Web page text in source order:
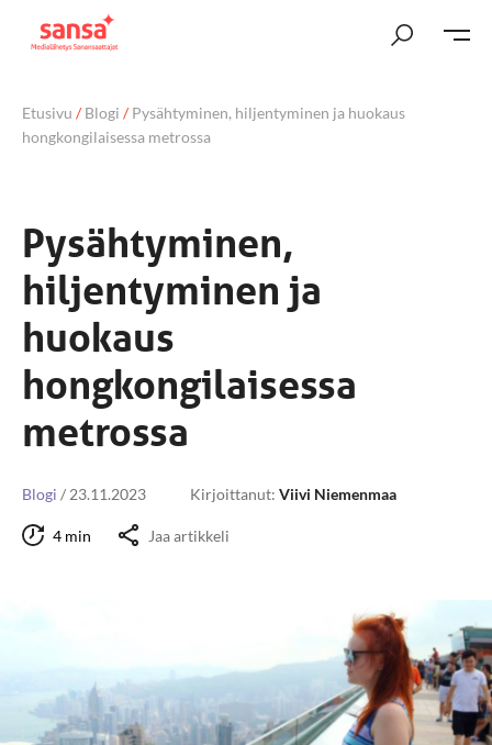
Etusivu /Blogi /Pysähtyminen, hiljentyminen ja huokaus
hongkongilaisessa metrossa
Pysähtyminen,
hiljentyminen ja
huokaus
hongkongilaisessa
metrossa
Blogi / 23.11.2023 Kirjoittanut: Viivi Niemenmaa
4 min Jaa artikkeli